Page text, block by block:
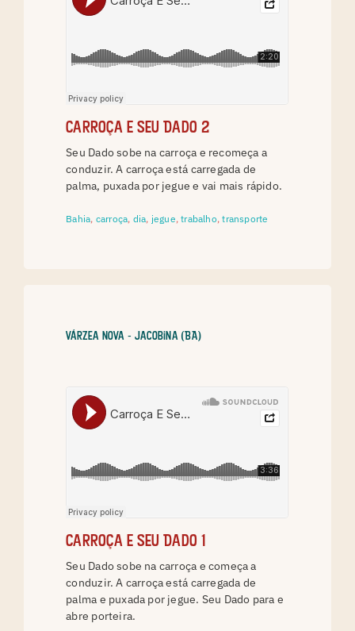
Carroça e Seu Dado 2
Seu Dado sobe na carroça e recomeça a
conduzir. A carroça está carregada de
palma, puxada por jegue e vai mais rápido.
Bahia, carroça, dia, jegue,trabalho,transporte
Várzea Nova - Jacobina (BA)
Carroça e Seu Dado 1
Seu Dado sobe na carroça e começa a
conduzir. A carroça está carregada de
palma e puxada por jegue. Seu Dado para e
abre porteira.